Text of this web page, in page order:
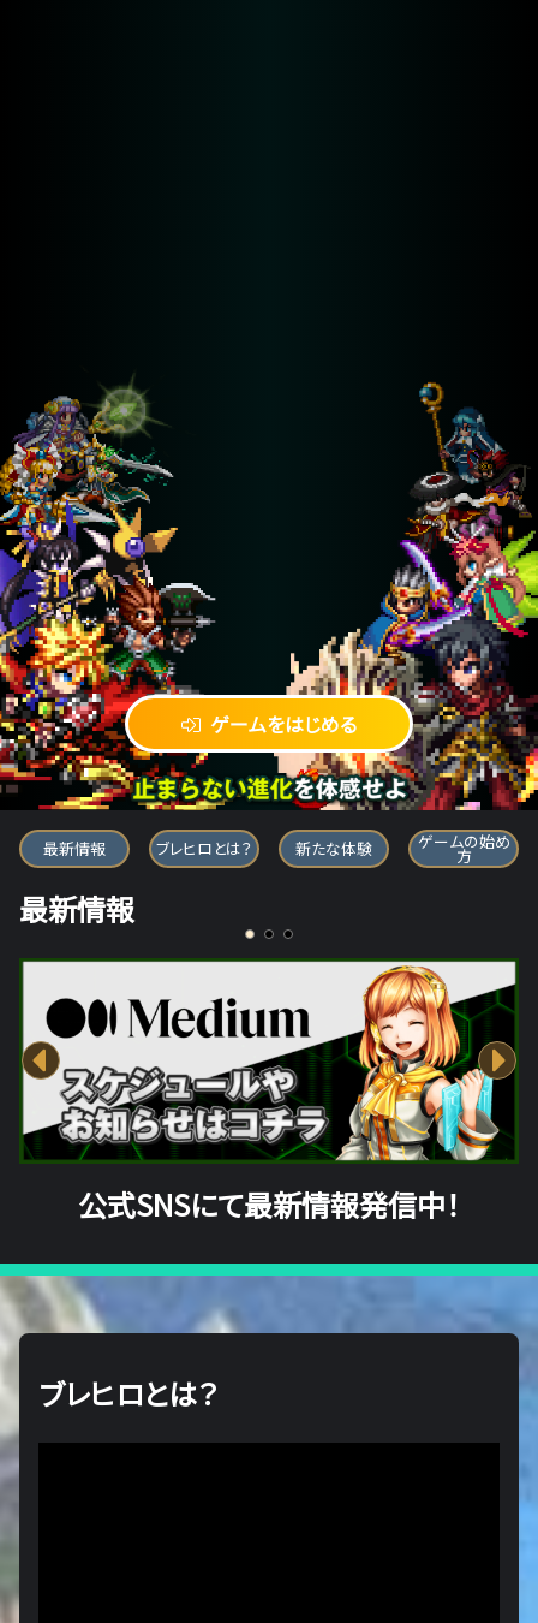
ゲームをはじめる
ブレイブ フロンティア ヒーローズ
最新情報 ブレヒロとは？ 新たな体験 ゲームの始め
方
最新情報
公式SNSにて最新情報発信中！
ブレヒロとは？